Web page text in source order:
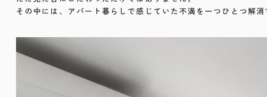
その中には、アパート暮らしで感じていた不満を一つひとつ解